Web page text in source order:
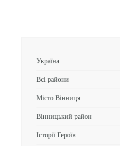
Україна
Всі райони
Місто Вінниця
Вінницький район
Історії Героїв